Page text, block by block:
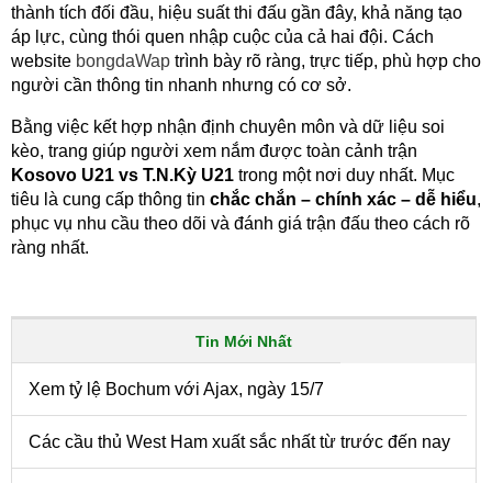
thành tích đối đầu, hiệu suất thi đấu gần đây, khả năng tạo
áp lực, cùng thói quen nhập cuộc của cả hai đội. Cách
website bongdaWap trình bày rõ ràng, trực tiếp, phù hợp cho
người cần thông tin nhanh nhưng có cơ sở.
Bằng việc kết hợp nhận định chuyên môn và dữ liệu soi
kèo, trang giúp người xem nắm được toàn cảnh trận
Kosovo U21 vs T.N.Kỳ U21 trong một nơi duy nhất. Mục
tiêu là cung cấp thông tin chắc chắn – chính xác – dễ hiểu,
phục vụ nhu cầu theo dõi và đánh giá trận đấu theo cách rõ
ràng nhất.
Tin Mới Nhất
Xem tỷ lệ Bochum với Ajax, ngày 15/7
Các cầu thủ West Ham xuất sắc nhất từ trước đến nay